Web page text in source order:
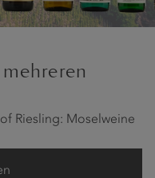
Riesling: Moselweine